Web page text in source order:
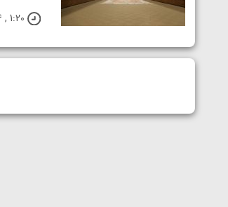
1:20 , 4 اردیبهشت 02